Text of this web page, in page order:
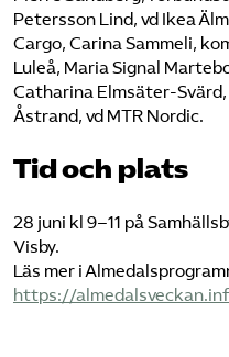
Petersson Lind, vd Ikea
Cargo, Carina Sammeli,
Luleå, Maria Signal
Catharina Elmsäter-
Åstrand, vd MTR Nordic.
Tid och plats
28 juni kl 9–11 på
Visby.
Läs mer i
https://